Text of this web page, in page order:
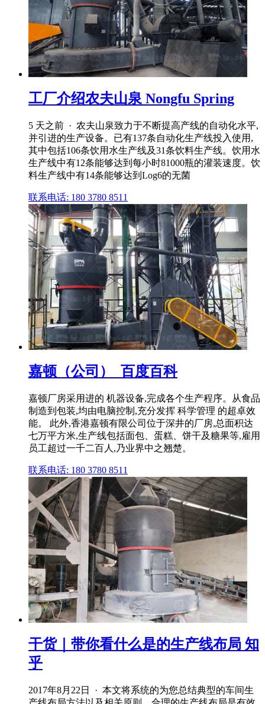
工厂介绍农夫山泉 Nongfu Spring
5 天之前 · 农夫山泉致力于不断提高产线的自动化水平,
并引进的生产设备。已有137条自动化生产线投入使用,
其中包括106条饮用水生产线及31条饮料生产线。饮用水
生产线中有12条能够达到每小时81000瓶的灌装速度。饮
料生产线中有14条能够达到Log6的无菌
联系电话: 180 3780 8511
嘉顿（公司）_百度百科
嘉顿厂房采用进的 机器设备,完成各个生产程序。从食品
制造到包装,均由电脑控制,充分发挥 科学管理 的超卓效
能。 此外,香港嘉顿有限公司位于深井的厂房,总面积达
七万平方米,生产线包括面包、蛋糕、饼干及糖果等,雇用
员工超过一千二百人,乃业界中之翘楚。
联系电话: 180 3780 8511
干货｜带你看什么是的生产线布局 知
乎
2017年8月22日 · 本文将系统的为您总结典型的车间生